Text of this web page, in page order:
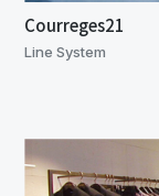
Courreges21
Line System